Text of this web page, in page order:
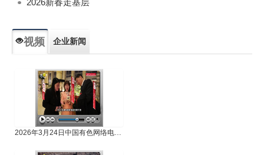
视频 企业新闻
2026年3月24日中国有色网络电视新闻